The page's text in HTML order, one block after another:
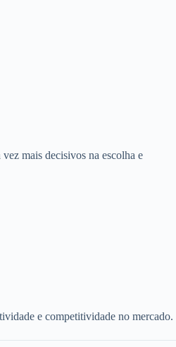
mais decisivos na escolha e
e competitividade no mercado.